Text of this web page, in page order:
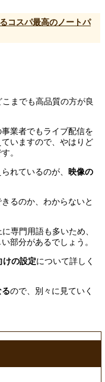
コスパ最高のノートパ
までも高品質の方が良
業者でもライブ配信を
いますので、やはりど
。
れているのが、 映像の
るのか、わからないと
専門用語も多いため、
部分があるでしょう。
けの設定について詳しく
ので、別々に見ていく